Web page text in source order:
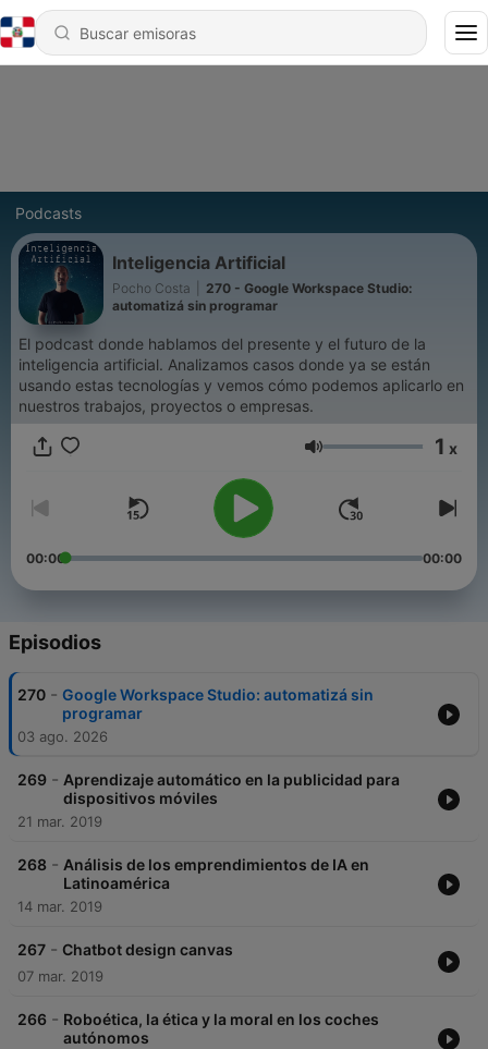
Podcasts
Inteligencia Artificial
Pocho Costa
270 - Google Workspace Studio:
automatizá sin programar
El podcast donde hablamos del presente y el futuro de la
inteligencia artificial. Analizamos casos donde ya se están
usando estas tecnologías y vemos cómo podemos aplicarlo en
nuestros trabajos, proyectos o empresas.
Volumen 1 x
00:00 00:00
Episodios
270 - Google Workspace Studio: automatizá sin
programar
03 ago. 2026
269 - Aprendizaje automático en la publicidad para
dispositivos móviles
21 mar. 2019
268 - Análisis de los emprendimientos de IA en
Latinoamérica
14 mar. 2019
267 - Chatbot design canvas
07 mar. 2019
266 - Roboética, la ética y la moral en los coches
autónomos